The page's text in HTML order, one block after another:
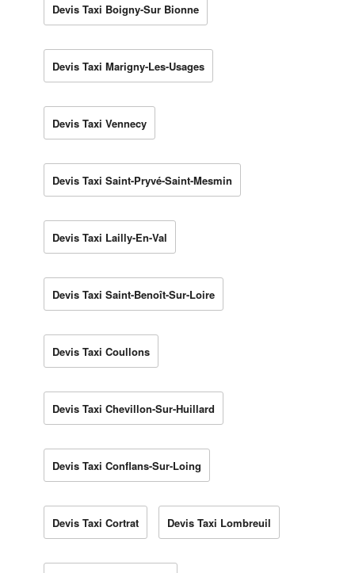
Devis Taxi Boigny-Sur Bionne
Devis Taxi Marigny-Les-Usages
Devis Taxi Vennecy
Devis Taxi Saint-Pryvé-Saint-Mesmin
Devis Taxi Lailly-En-Val
Devis Taxi Saint-Benoît-Sur-Loire
Devis Taxi Coullons
Devis Taxi Chevillon-Sur-Huillard
Devis Taxi Conflans-Sur-Loing
Devis Taxi Cortrat Devis Taxi Lombreuil